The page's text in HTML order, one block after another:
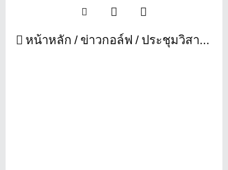
หน้าหลัก ข่าวกอล์ฟ ประชุมวิสามัญสมาคมกอล์ฟอาชีพฯ มติเอกฉันท์ไม่จ่ายหนี้ไม่มีที่มาที่ไปเกือบ 10 ล้าน